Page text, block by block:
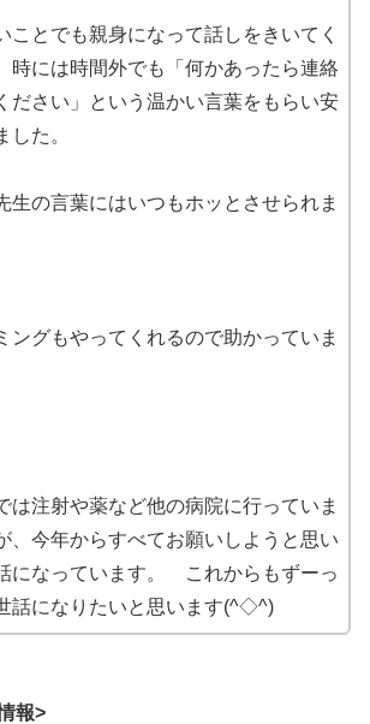
ことでも親身になって話しをきいてく
時には時間外でも「何かあったら連絡
ださい」という温かい言葉をもらい安
した。
生の言葉にはいつもホッとさせられま
ングもやってくれるので助かっていま
は注射や薬など他の病院に行っていま
、今年からすべてお願いしようと思い
になっています。 これからもずーっ
話になりたいと思います(^◇^)
報>